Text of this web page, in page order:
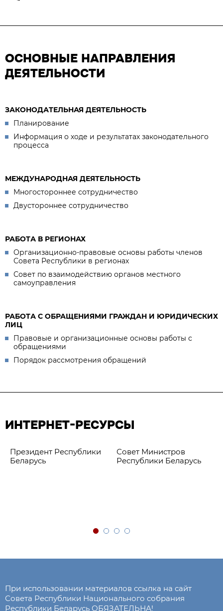
ОСНОВНЫЕ НАПРАВЛЕНИЯ
ДЕЯТЕЛЬНОСТИ
ЗАКОНОДАТЕЛЬНАЯ ДЕЯТЕЛЬНОСТЬ
Планирование
Информация о ходе и результатах законодательного
процесса
МЕЖДУНАРОДНАЯ ДЕЯТЕЛЬНОСТЬ
Многостороннее сотрудничество
Двустороннее сотрудничество
РАБОТА В РЕГИОНАХ
Организационно-правовые основы работы членов
Совета Республики в регионах
Совет по взаимодействию органов местного
самоуправления
РАБОТА С ОБРАЩЕНИЯМИ ГРАЖДАН И ЮРИДИЧЕСКИХ
ЛИЦ
Правовые и организационные основы работы с
обращениями
Порядок рассмотрения обращений
ИНТЕРНЕТ-РЕСУРСЫ
Президент Республики
Беларусь
Совет Министров
Республики Беларусь
При использовании материалов ссылка на сайт
Совета Республики Национального собрания
Республики Беларусь ОБЯЗАТЕЛЬНА!